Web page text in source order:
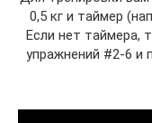
0,5 кг и таймер
Если нет таймера,
упражнений #2-6 и